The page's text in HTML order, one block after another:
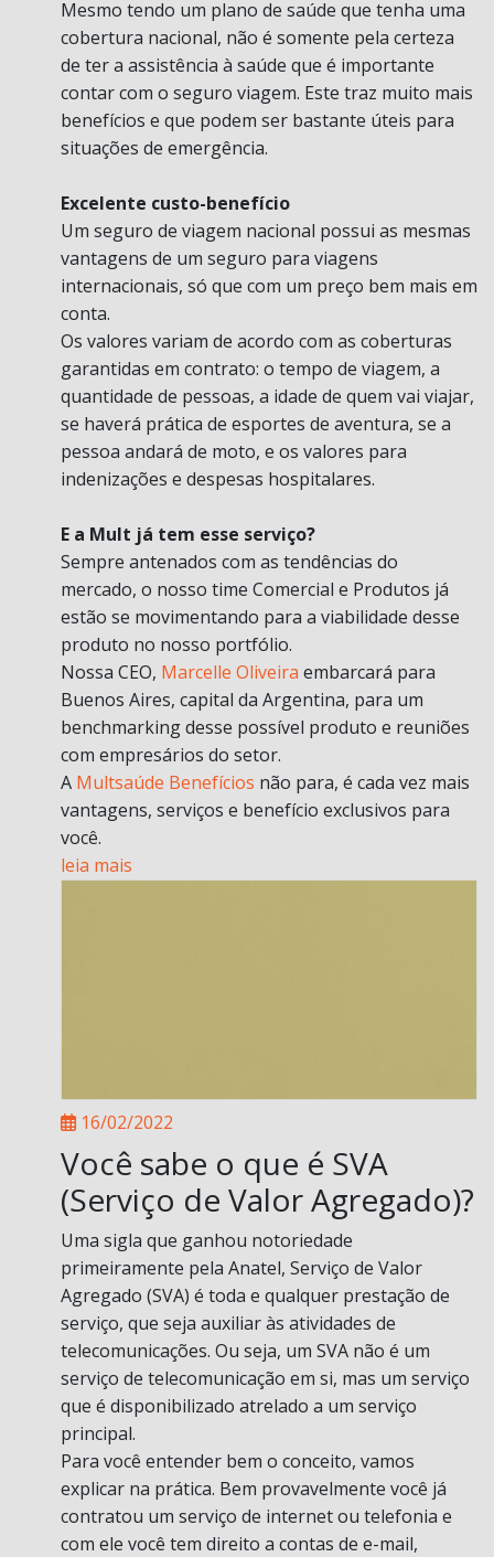
Mesmo tendo um plano de saúde que tenha uma
cobertura nacional, não é somente pela certeza
de ter a assistência à saúde que é importante
contar com o seguro viagem. Este traz muito mais
benefícios e que podem ser bastante úteis para
situações de emergência.
Excelente custo-benefício
Um seguro de viagem nacional possui as mesmas
vantagens de um seguro para viagens
internacionais, só que com um preço bem mais em
conta.
Os valores variam de acordo com as coberturas
garantidas em contrato: o tempo de viagem, a
quantidade de pessoas, a idade de quem vai viajar,
se haverá prática de esportes de aventura, se a
pessoa andará de moto, e os valores para
indenizações e despesas hospitalares.
E a Mult já tem esse serviço?
Sempre antenados com as tendências do
mercado, o nosso time Comercial e Produtos já
estão se movimentando para a viabilidade desse
produto no nosso portfólio.
Nossa CEO, Marcelle Oliveira embarcará para
Buenos Aires, capital da Argentina, para um
benchmarking desse possível produto e reuniões
com empresários do setor.
A Multsaúde Benefícios não para, é cada vez mais
vantagens, serviços e benefício exclusivos para
você.
leia mais
16/02/2022
Você sabe o que é SVA
(Serviço de Valor Agregado)?
Uma sigla que ganhou notoriedade
primeiramente pela Anatel, Serviço de Valor
Agregado (SVA) é toda e qualquer prestação de
serviço, que seja auxiliar às atividades de
telecomunicações. Ou seja, um SVA não é um
serviço de telecomunicação em si, mas um serviço
que é disponibilizado atrelado a um serviço
principal.
Para você entender bem o conceito, vamos
explicar na prática. Bem provavelmente você já
contratou um serviço de internet ou telefonia e
com ele você tem direito a contas de e-mail,